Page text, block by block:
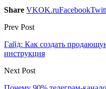
Share VKOK.ruFacebook
Prev Post
Гайд: Как создать
инструкция
Next Post